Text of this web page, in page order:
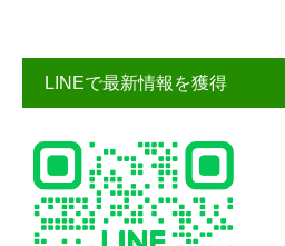
LINEで最新情報を獲得